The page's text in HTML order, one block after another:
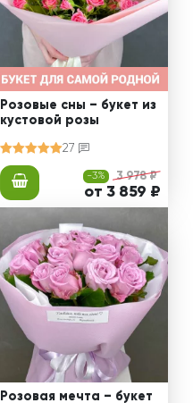
Розовые сны – букет из
кустовой розы
27
-3% 3 978 ₽
от 3 859 ₽
Розовая мечта – букет